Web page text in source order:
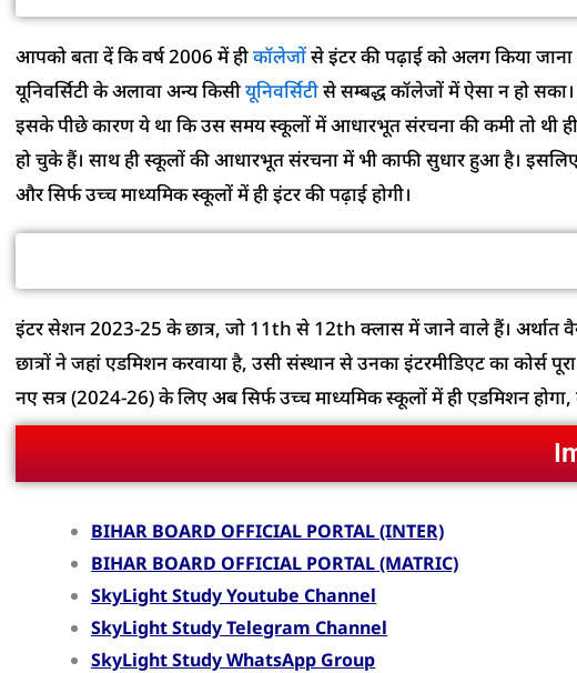
आपको बता दें कि वर्ष 2006 में हीकॉलेजोंसे इंटर की पढ़ाई को अलग किया जाना
यूनिवर्सिटी के अलावा अन्य किसीयूनिवर्सिटीसे सम्बद्ध कॉलेजों में ऐसा न हो सका।
इसके पीछे कारण ये था कि उस समय स्कूलों में आधारभूत संरचना की कमी तो थी
हो चुके हैं। साथ ही स्कूलों की आधारभूत संरचना में भी काफी सुधार हुआ है।
और सिर्फ उच्च माध्यमिक स्कूलों में ही इंटर की पढ़ाई होगी।
इंटर सेशन 2023-25 के छात्र, जो 11th से 12th क्लास में जाने वाले हैं। अर्थात
छात्रों ने जहां एडमिशन करवाया है, उसी संस्थान से उनका इंटरमीडिएट का
नए सत्र (2024-26) के लिए अब सिर्फ उच्च माध्यमिक स्कूलों में ही एडमिशन
BIHAR BOARD OFFICIAL PORTAL (INTER)
BIHAR BOARD OFFICIAL PORTAL (MATRIC)
SkyLight Study Youtube Channel
SkyLight Study Telegram Channel
SkyLight Study WhatsApp Group